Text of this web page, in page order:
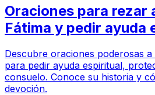
Oraciones para rezar
Fátima y pedir ayuda
Descubre oraciones poderosas a
para pedir ayuda espiritual,
consuelo. Conoce su historia y
devoción.